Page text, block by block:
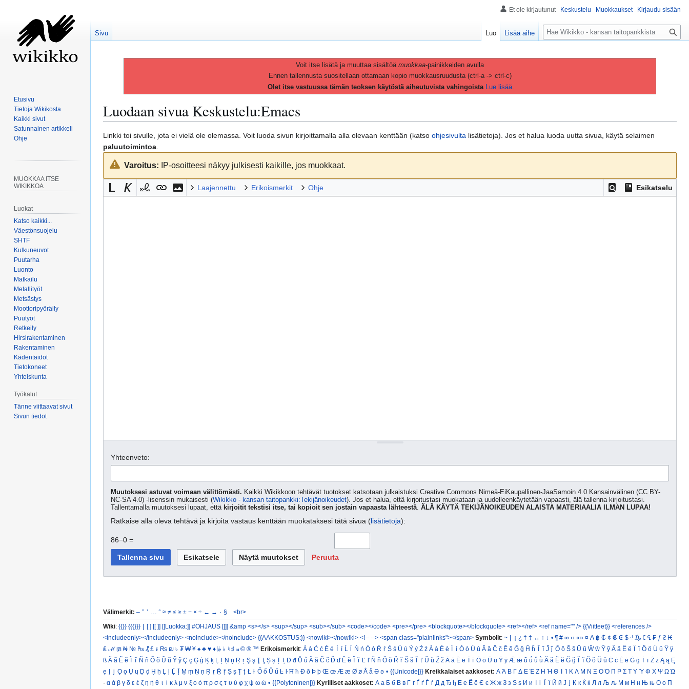
Voit itse lisätä ja muuttaa sisältöä muokkaa-painikkeiden avulla
Ennen tallennusta suositellaan ottamaan kopio muokkausruudusta (ctrl-a -> ctrl-c)
Olet itse vastuussa tämän teoksen käytöstä aiheutuvista vahingoista Lue lisää.
Luodaan sivua Keskustelu:Emacs
Siirry
navigaatioon
Siirry
hakuun
Linkki toi sivulle, jota ei vielä ole olemassa. Voit luoda sivun kirjoittamalla alla olevaan kenttään (katso ohjesivulta lisätietoja). Jos et halua luoda uutta sivua, käytä selaimen
paluutoimintoa.
Varoitus: IP-osoitteesi näkyy julkisesti kaikille, jos muokkaat.
Esikatselu
Laajennettu Erikoismerkit Ohje
Yhteenveto:
Muutoksesi astuvat voimaan välittömästi. Kaikki Wikikkoon tehtävät tuotokset katsotaan julkaistuksi Creative Commons Nimeä-EiKaupallinen-JaaSamoin 4.0 Kansainvälinen (CC BY-
NC-SA 4.0) -lisenssin mukaisesti (Wikikko - kansan taitopankki:Tekijänoikeudet). Jos et halua, että kirjoitustasi muokataan ja uudelleenkäytetään vapaasti, älä tallenna kirjoitustasi.
Tallentamalla muutoksesi lupaat, että kirjoitit tekstisi itse, tai kopioit sen jostain vapaasta lähteestä. ÄLÄ KÄYTÄ TEKIJÄNOIKEUDEN ALAISTA MATERIAALIA ILMAN LUPAA!
Ratkaise alla oleva tehtävä ja kirjoita vastaus kenttään muokataksesi tätä sivua (lisätietoja):
86−0 =
Peruuta
Välimerkit: – ” ’ ° ≈ ≠ ≤ ≥ ± − × ÷ ← → · § <br>
Wiki: {{}} {{{}}} | [ ] [[ ]] [[Luokka:]] #OHJAUS [[]] &amp <s></s> <sup></sup> <sub></sub> <code></code> <pre></pre> <blockquote></blockquote> <ref></ref> <ref name="" /> {{Viitteet}} <references />
<includeonly></includeonly> <noinclude></noinclude> {{AAKKOSTUS:}} <nowiki></nowiki> <!-- --> <span class="plainlinks"></span> Symbolit: ~ | ¡ ¿ † ‡ ↔ ↑ ↓ • ¶ # ∞ ‹› «» ¤ ₳ ฿ ₵ ¢ ₡ ₢ $ ₫ ₯ € ₠ ₣ ƒ ₴ ₭
₤ ℳ ₥ ₦ № ₧ ₰ £ ៛ ₨ ₪ ৳ ₮ ₩ ¥ ♠ ♣ ♥ ♦ 𝄫 ♭ ♮ ♯ 𝄪 © ® ™ Erikoismerkit:Á á Ć ć É é Í í Ĺ ĺ Ń ń Ó ó Ŕ ŕ Ś ś Ú ú Ý ý Ź ź À à È è Ì ì Ò ò Ù ù Â â Ĉ ĉ Ê ê Ĝ ĝ Ĥ ĥ Î î Ĵ ĵ Ô ô Ŝ ŝ Û û Ŵ ŵ Ŷ ŷ Ä ä Ë ë Ï ï Ö ö Ü ü Ÿ ÿ
ß Ã ã Ẽ ẽ Ĩ ĩ Ñ ñ Õ õ Ũ ũ Ỹ ỹ Ç ç Ģ ģ Ķ ķ Ļ ļ Ņ ņ Ŗ ŗ Ş ş Ţ ţ Ș ș Ț ț Đ đ Ů ů Ǎ ǎ Č č Ď ď Ě ě Ǐ ǐ Ľ ľ Ň ň Ǒ ǒ Ř ř Š š Ť ť Ǔ ǔ Ž ž Ā ā Ē ē Ī ī Ō ō Ū ū Ȳ ȳ Ǣ ǣ ǖ ǘ ǚ ǜ Ă ă Ĕ ĕ Ğ ğ Ĭ ĭ Ŏ ŏ Ŭ ŭ Ċ ċ Ė ė Ġ ġ İ ı Ż ż Ą ą Ę
ę Į į Ǫ ǫ Ų ų Ḍ ḍ Ḥ ḥ Ḷ ḷ Ḹ ḹ Ṃ ṃ Ṇ ṇ Ṛ ṛ Ṝ ṝ Ṣ ṣ Ṭ ṭ Ł ł Ő ő Ű ű Ŀ ŀ Ħ ħ Ð ð Þ þ Œ œ Æ æ Ø ø Å å Ə ə • {{Unicode|}} Kreikkalaiset aakkoset: Α Ά Β Γ Δ Ε Έ Ζ Η Ή Θ Ι Ί Κ Λ Μ Ν Ξ Ο Ό Π Ρ Σ Τ Υ Ύ Φ Χ Ψ Ω Ώ
· α ά β γ δ ε έ ζ η ή θ ι ί κ λ μ ν ξ ο ό π ρ σ ς τ υ ύ φ χ ψ ω ώ • {{Polytoninen|}} Kyrilliset aakkoset: А а Б б В в Г г Ґ ґ Ѓ ѓ Д д Ђ ђ Е е Ё ё Є є Ж ж З з Ѕ ѕ И и І і Ї ї Й й Ј ј К к Ќ ќ Л л Љ љ М м Н н Њ њ О о П
Et ole kirjautunut Keskustelu Muokkaukset Kirjaudu sisään
Sivu Luo Lisää aihe
H
a
Etusivu
Tietoja Wikikosta
Kaikki sivut
Satunnainen artikkeli
Ohje
MUOKKAA ITSE
WIKIKKOA
Luokat
Katso kaikki...
Väestönsuojelu
SHTF
Kulkuneuvot
Puutarha
Luonto
Matkailu
Metallityöt
Metsästys
Moottoripyöräily
Puutyöt
Retkeily
Hirsirakentaminen
Rakentaminen
Kädentaidot
Tietokoneet
Yhteiskunta
Työkalut
Tänne viittaavat sivut
Sivun tiedot